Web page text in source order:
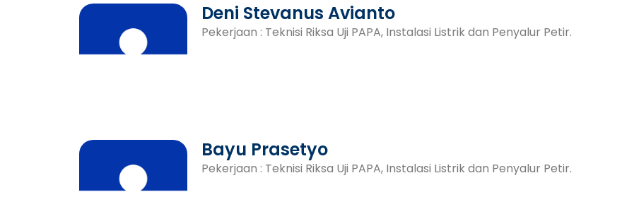
Deni Stevanus Avianto
Pekerjaan : Teknisi Riksa Uji PAPA, Instalasi Listrik dan Penyalur Petir.
Bayu Prasetyo
Pekerjaan : Teknisi Riksa Uji PAPA, Instalasi Listrik dan Penyalur Petir.